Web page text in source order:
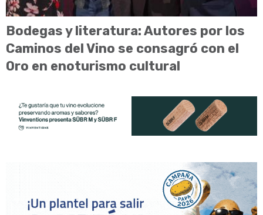
Bodegas y literatura: Autores por los
Caminos del Vino se consagró con el
Oro en enoturismo cultural